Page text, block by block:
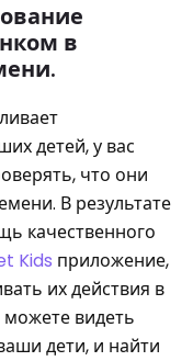
в
детей, у вас
что они
В результате
качественного
Kids приложение,
их действия в
видеть
дети, и найти